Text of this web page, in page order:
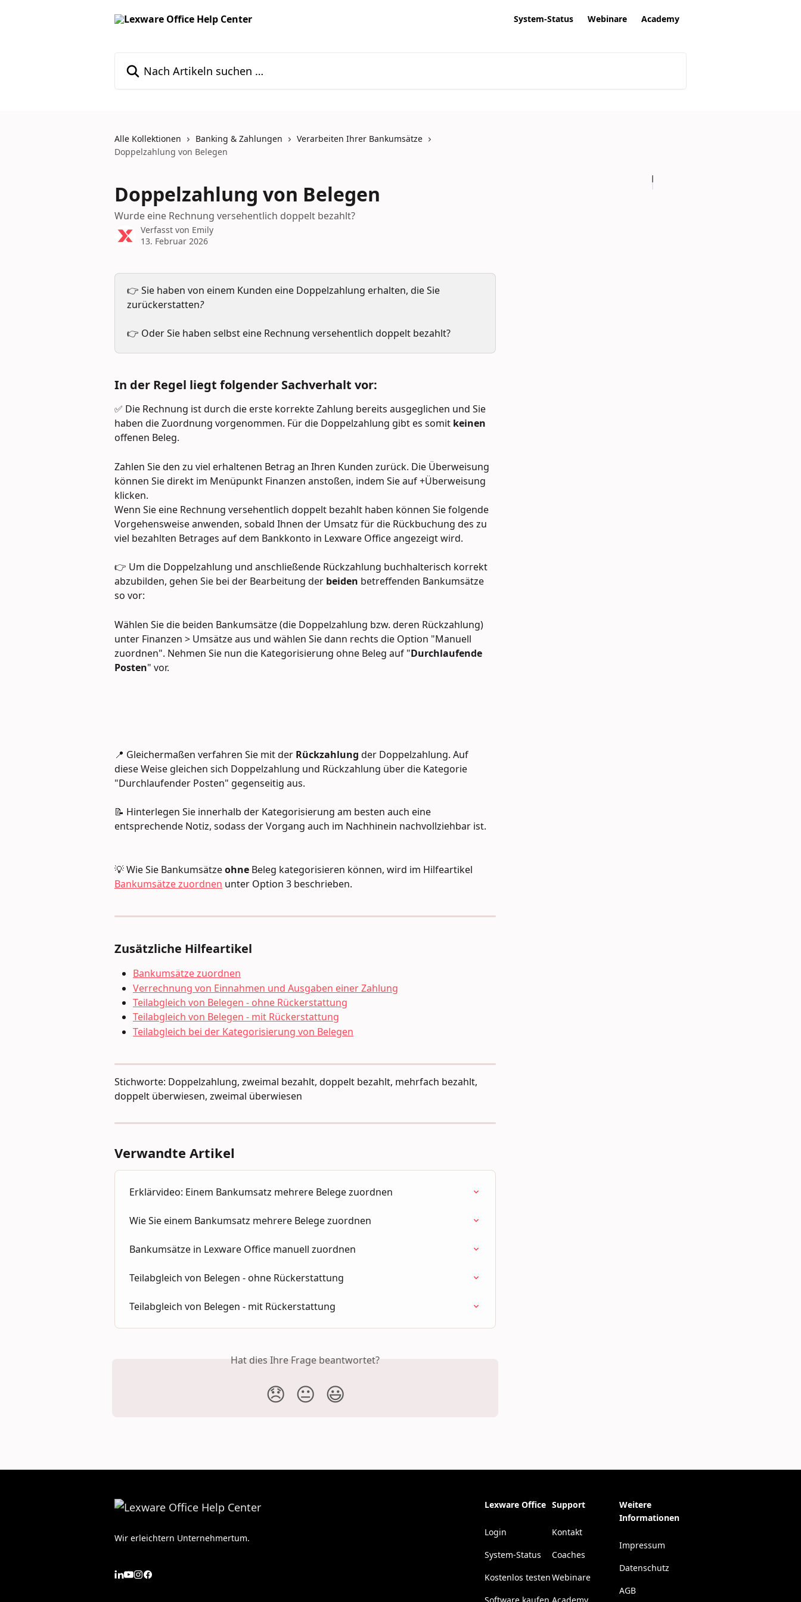
System-Status Webinare Academy
Alle Kollektionen Banking & Zahlungen
Verarbeiten Ihrer Bankumsätze
Doppelzahlung von Belegen
Doppelzahlung von Belegen
Wurde eine Rechnung versehentlich doppelt bezahlt?
Verfasst von Emily
13. Februar 2026
👉 Sie haben von einem Kunden eine Doppelzahlung erhalten, die Sie
zurückerstatten?
👉 Oder Sie haben selbst eine Rechnung versehentlich doppelt bezahlt?
In der Regel liegt folgender Sachverhalt vor:
✅ Die Rechnung ist durch die erste korrekte Zahlung bereits ausgeglichen und Sie
haben die Zuordnung vorgenommen. Für die Doppelzahlung gibt es somit keinen
offenen Beleg.
Zahlen Sie den zu viel erhaltenen Betrag an Ihren Kunden zurück. Die Überweisung
können Sie direkt im Menüpunkt Finanzen anstoßen, indem Sie auf +Überweisung
klicken.
Wenn Sie eine Rechnung versehentlich doppelt bezahlt haben können Sie folgende
Vorgehensweise anwenden, sobald Ihnen der Umsatz für die Rückbuchung des zu
viel bezahlten Betrages auf dem Bankkonto in Lexware Office angezeigt wird.
👉 Um die Doppelzahlung und anschließende Rückzahlung buchhalterisch korrekt
abzubilden, gehen Sie bei der Bearbeitung der beiden betreffenden Bankumsätze
so vor:
Wählen Sie die beiden Bankumsätze (die Doppelzahlung bzw. deren Rückzahlung)
unter Finanzen > Umsätze aus und wählen Sie dann rechts die Option "Manuell
zuordnen". Nehmen Sie nun die Kategorisierung ohne Beleg auf "Durchlaufende
Posten" vor.
📍 Gleichermaßen verfahren Sie mit der Rückzahlung der Doppelzahlung. Auf
diese Weise gleichen sich Doppelzahlung und Rückzahlung über die Kategorie
"Durchlaufender Posten" gegenseitig aus.
📝 Hinterlegen Sie innerhalb der Kategorisierung am besten auch eine
entsprechende Notiz, sodass der Vorgang auch im Nachhinein nachvollziehbar ist.
💡 Wie Sie Bankumsätze ohne Beleg kategorisieren können, wird im Hilfeartikel
Bankumsätze zuordnen unter Option 3 beschrieben.
Zusätzliche Hilfeartikel
Bankumsätze zuordnen
Verrechnung von Einnahmen und Ausgaben einer Zahlung
Teilabgleich von Belegen - ohne Rückerstattung
Teilabgleich von Belegen - mit Rückerstattung
Teilabgleich bei der Kategorisierung von Belegen
Stichworte: Doppelzahlung, zweimal bezahlt, doppelt bezahlt, mehrfach bezahlt,
doppelt überwiesen, zweimal überwiesen
Verwandte Artikel
Erklärvideo: Einem Bankumsatz mehrere Belege zuordnen
Wie Sie einem Bankumsatz mehrere Belege zuordnen
Bankumsätze in Lexware Office manuell zuordnen
Teilabgleich von Belegen - ohne Rückerstattung
Teilabgleich von Belegen - mit Rückerstattung
Hat dies Ihre Frage beantwortet?
😞 😐 😃
Wir erleichtern Unternehmertum.
Lexware Office
Login
System-Status
Kostenlos testen
Support
Kontakt
Coaches
Webinare
Weitere
Informationen
Impressum
Datenschutz
AGB